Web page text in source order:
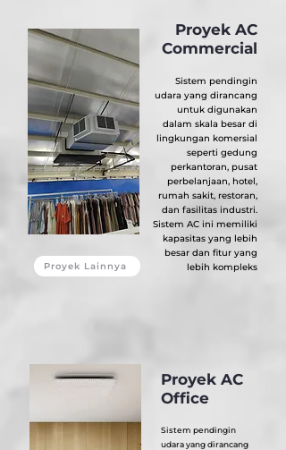
Proyek AC
Commercial
Proyek Lainnya
Sistem pendingin
udara yang dirancang
untuk digunakan
dalam skala besar di
lingkungan komersial
seperti gedung
perkantoran, pusat
perbelanjaan, hotel,
rumah sakit, restoran,
dan fasilitas industri.
Sistem AC ini memiliki
kapasitas yang lebih
besar dan fitur yang
lebih kompleks
Sistem pendingin
udara yang dirancang
Proyek AC
Office